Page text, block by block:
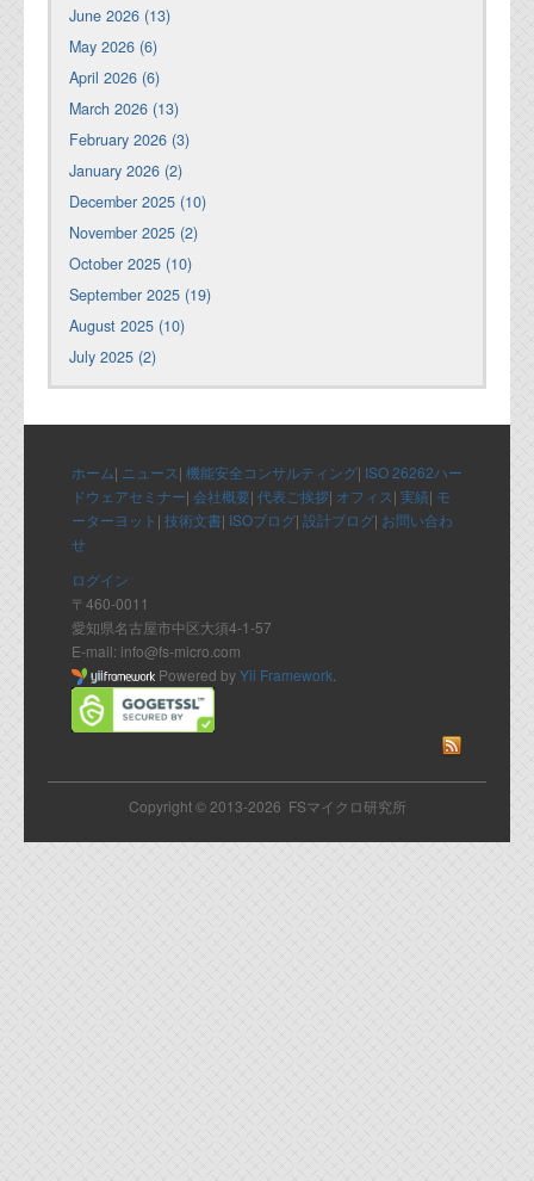
June 2026 (13)
May 2026 (6)
April 2026 (6)
March 2026 (13)
February 2026 (3)
January 2026 (2)
December 2025 (10)
November 2025 (2)
October 2025 (10)
September 2025 (19)
August 2025 (10)
July 2025 (2)
ホーム| ニュース| 機能安全コンサルティング| ISO 26262ハー
ドウェアセミナー| 会社概要| 代表ご挨拶| オフィス| 実績| モ
ーターヨット | 技術文書| ISOブログ| 設計ブログ| お問い合わ
せ
ログイン
〒460-0011
愛知県名古屋市中区大須4-1-57
E-mail: info@fs-micro.com
Powered byYii Framework
Copyright © 2013-2026 FSマイクロ研究所